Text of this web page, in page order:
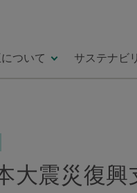
ついて サステナビ
大震災復